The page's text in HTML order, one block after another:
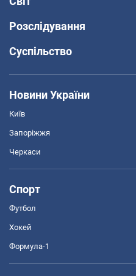
Розслідування
Суспільство
Новини України
Київ
Запоріжжя
Черкаси
Спорт
Футбол
Хокей
Формула-1